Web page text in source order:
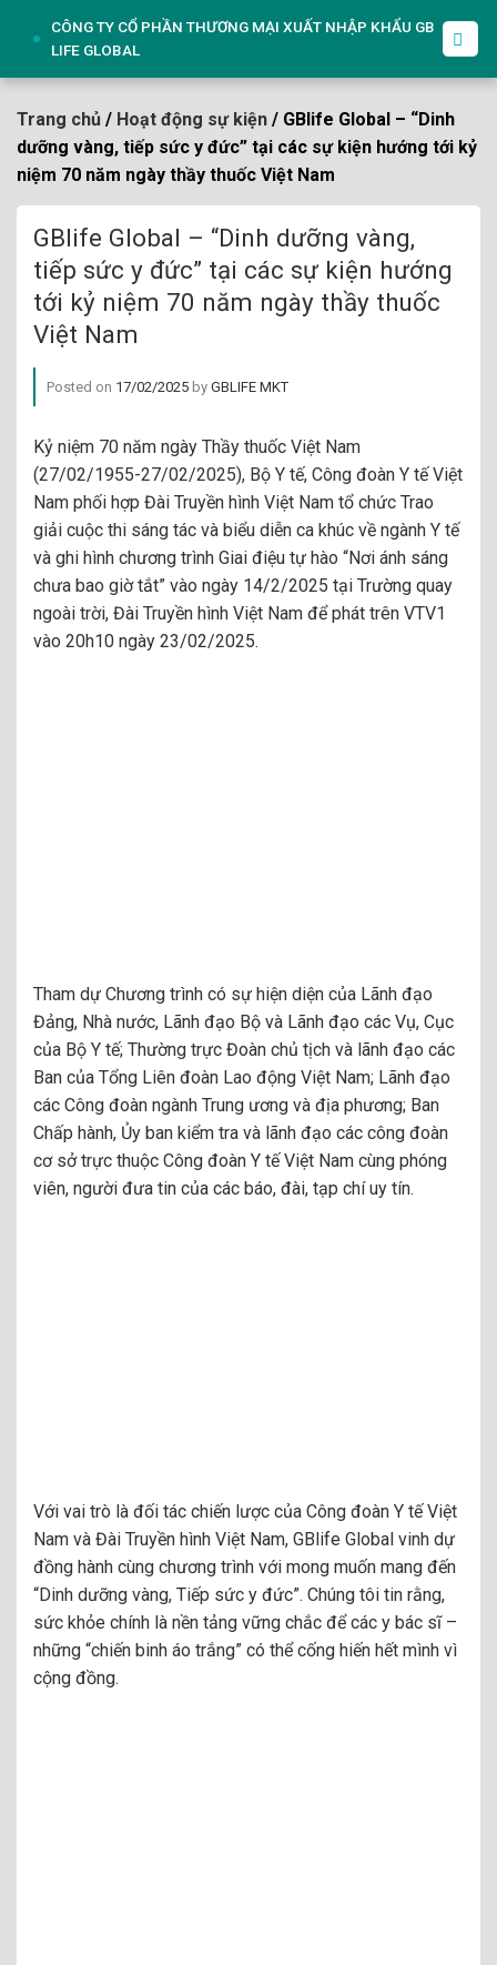
CÔNG TY CỔ PHẦN THƯƠNG MẠI XUẤT NHẬP KHẨU GB
LIFE GLOBAL
Trang chủ / Hoạt động sự kiện / GBlife Global – “Dinh
dưỡng vàng, tiếp sức y đức” tại các sự kiện hướng tới kỷ
niệm 70 năm ngày thầy thuốc Việt Nam
GBlife Global – “Dinh dưỡng vàng,
tiếp sức y đức” tại các sự kiện hướng
tới kỷ niệm 70 năm ngày thầy thuốc
Việt Nam
Posted on 17/02/2025 by GBLIFE MKT
Kỷ niệm 70 năm ngày Thầy thuốc Việt Nam
(27/02/1955-27/02/2025), Bộ Y tế, Công đoàn Y tế Việt
Nam phối hợp Đài Truyền hình Việt Nam tổ chức Trao
giải cuộc thi sáng tác và biểu diễn ca khúc về ngành Y tế
và ghi hình chương trình Giai điệu tự hào “Nơi ánh sáng
chưa bao giờ tắt” vào ngày 14/2/2025 tại Trường quay
ngoài trời, Đài Truyền hình Việt Nam để phát trên VTV1
vào 20h10 ngày 23/02/2025.
Tham dự Chương trình có sự hiện diện của Lãnh đạo
Đảng, Nhà nước, Lãnh đạo Bộ và Lãnh đạo các Vụ, Cục
của Bộ Y tế; Thường trực Đoàn chủ tịch và lãnh đạo các
Ban của Tổng Liên đoàn Lao động Việt Nam; Lãnh đạo
các Công đoàn ngành Trung ương và địa phương; Ban
Chấp hành, Ủy ban kiểm tra và lãnh đạo các công đoàn
cơ sở trực thuộc Công đoàn Y tế Việt Nam cùng phóng
viên, người đưa tin của các báo, đài, tạp chí uy tín.
Với vai trò là đối tác chiến lược của Công đoàn Y tế Việt
Nam và Đài Truyền hình Việt Nam, GBlife Global vinh dự
đồng hành cùng chương trình với mong muốn mang đến
“Dinh dưỡng vàng, Tiếp sức y đức”. Chúng tôi tin rằng,
sức khỏe chính là nền tảng vững chắc để các y bác sĩ –
những “chiến binh áo trắng” có thể cống hiến hết mình vì
cộng đồng.